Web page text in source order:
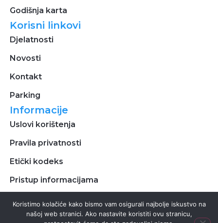
Godišnja karta
Korisni linkovi
Djelatnosti
Novosti
Kontakt
Parking
Informacije
Uslovi korištenja
Pravila privatnosti
Etički kodeks
Pristup informacijama
Copyright © 2025. Tuzla parking – Sva prava pridržana.
Koristimo kolačiće kako bismo vam osigurali najbolje iskustvo na
našoj web stranici. Ako nastavite koristiti ovu stranicu,